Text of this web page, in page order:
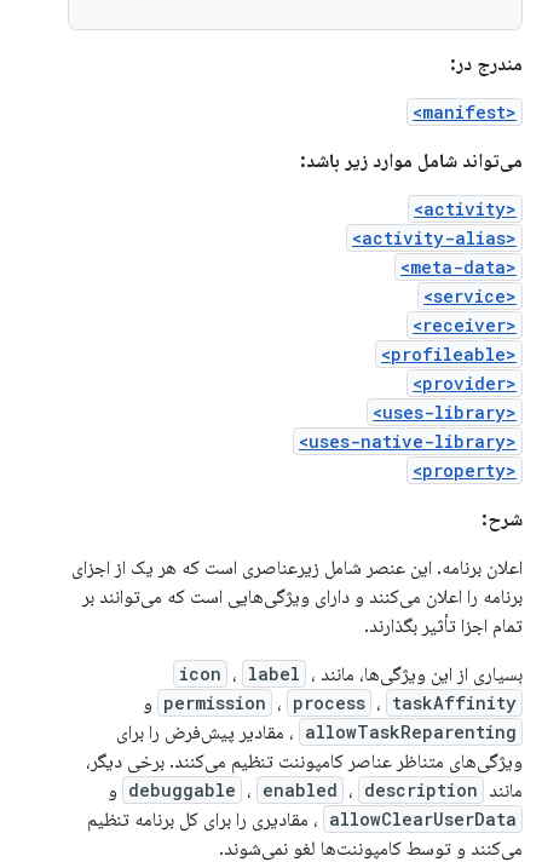
مندرج در:
<manifest>
می‌تواند شامل موارد زیر باشد:
<activity>
<activity-alias>
<meta-data>
<service>
<receiver>
<profileable>
<provider>
<uses-library>
<uses-native-library>
<property>
شرح:
اعلان برنامه. این عنصر شامل زیرعناصری است که هر یک از اجزای
برنامه را اعلان می‌کنند و دارای ویژگی‌هایی است که می‌توانند بر
تمام اجزا تأثیر بگذارند.
بسیاری از این ویژگی‌ها، مانند
icon ، label ،
permission ، process ، taskAffinity و
allowTaskReparenting ، مقادیر پیش‌فرض را برای
ویژگی‌های متناظر عناصر کامپوننت تنظیم می‌کنند. برخی دیگر،
مانند
debuggable ، enabled ، description و
allowClearUserData ، مقادیری را برای کل برنامه تنظیم
می‌کنند و توسط کامپوننت‌ها لغو نمی‌شوند.